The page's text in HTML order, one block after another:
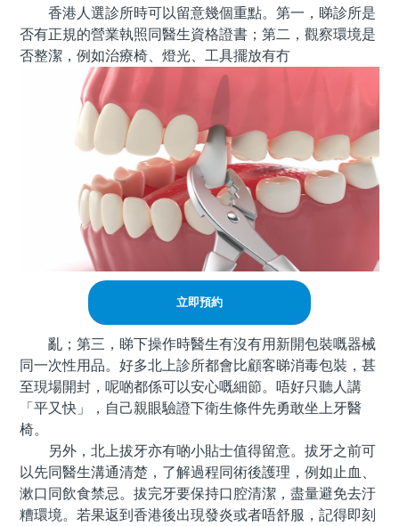
香港人選診所時可以留意幾個重點。第一，睇診所是
否有正規的營業執照同醫生資格證書；第二，觀察環境是
否整潔，例如治療椅、燈光、工具擺放有冇
立即預約
亂；第三，睇下操作時醫生有沒有用新開包裝嘅器械
同一次性用品。好多北上診所都會比顧客睇消毒包裝，甚
至現場開封，呢啲都係可以安心嘅細節。唔好只聽人講
「平又快」，自己親眼驗證下衛生條件先勇敢坐上牙醫
椅。
另外，北上拔牙亦有啲小貼士值得留意。拔牙之前可
以先同醫生溝通清楚，了解過程同術後護理，例如止血、
漱口同飲食禁忌。拔完牙要保持口腔清潔，盡量避免去汙
糟環境。若果返到香港後出現發炎或者唔舒服，記得即刻